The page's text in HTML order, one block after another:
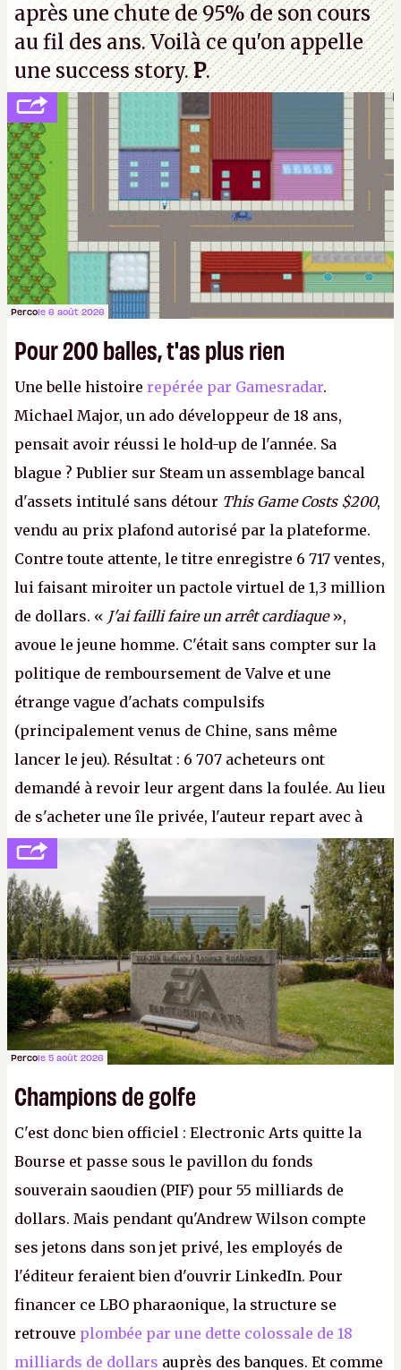
après une chute de 95% de son cours
au fil des ans. Voilà ce qu'on appelle
une success story.P.
Percole 6 août 2026
Pour 200 balles, t'as plus rien
Une belle histoire repérée par Gamesradar.
Michael Major, un ado développeur de 18 ans,
pensait avoir réussi le hold-up de l'année. Sa
blague ? Publier sur Steam un assemblage bancal
d'assets intitulé sans détour This Game Costs $200,
vendu au prix plafond autorisé par la plateforme.
Contre toute attente, le titre enregistre 6 717 ventes,
lui faisant miroiter un pactole virtuel de 1,3 million
de dollars. « J'ai failli faire un arrêt cardiaque»,
avoue le jeune homme. C'était sans compter sur la
politique de remboursement de Valve et une
étrange vague d'achats compulsifs
(principalement venus de Chine, sans même
lancer le jeu). Résultat : 6 707 acheteurs ont
demandé à revoir leur argent dans la foulée. Au lieu
de s'acheter une île privée, l'auteur repart avec à
peine 2 000 dollars en poche. C'est toujours plus
cher payé que le temps passé à dev, mais ça
apprendra aux petits malins qu'on ne braque pas
Gabe Newell aussi facilement.P.
Percole 5 août 2026
Champions de golfe
C'est donc bien officiel : Electronic Arts quitte la
Bourse et passe sous le pavillon du fonds
souverain saoudien (PIF) pour 55 milliards de
dollars. Mais pendant qu'Andrew Wilson compte
ses jetons dans son jet privé, les employés de
l'éditeur feraient bien d'ouvrir LinkedIn. Pour
financer ce LBO pharaonique, la structure se
retrouve plombée par une dette colossale de 18
milliards de dollars auprès des banques. Et comme